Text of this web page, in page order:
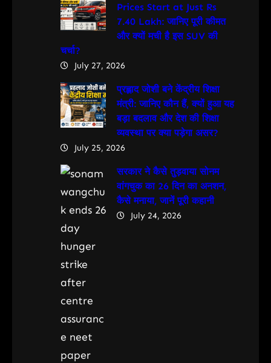
Prices Start at Just Rs
7.40 Lakh: जानिए पूरी कीमत
और क्यों मची है इस SUV की
चर्चा?
July 27, 2026
प्रह्लाद जोशी बने केंद्रीय शिक्षा
मंत्री: जानिए कौन हैं, क्यों हुआ यह
बड़ा बदलाव और देश की शिक्षा
व्यवस्था पर क्या पड़ेगा असर?
July 25, 2026
सरकार ने कैसे तुड़वाया सोनम
वांगचुक का 26 दिन का अनशन,
कैसे मनाया, जानें पूरी कहानी
July 24, 2026